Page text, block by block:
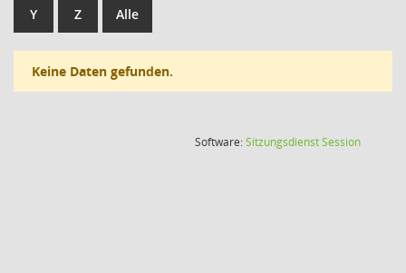
Y Z Alle
Keine Daten gefunden.
Software:SitzungsdienstSession(Wird in